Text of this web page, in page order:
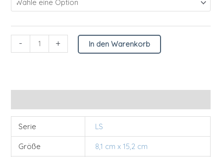
- + In den Warenkorb
Serie LS
Größe 8,1 cm x 15,2 cm